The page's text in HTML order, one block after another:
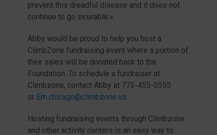
prevent this dreadful disease and it does not
continue to go incurable.»
Abby would be proud to help you host a
ClimbZone fundraising event where a portion of
their sales will be donated back to the
Foundation. To schedule a fundraiser at
Climbzone, contact Abby at 773-455-0555
or Em.chicago@climbzone.us.
Hosting fundraising events through Climbzone
and other activity centers is an easy way to